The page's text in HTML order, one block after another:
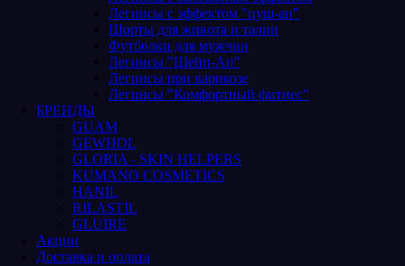
Легинсы с эффектом "пуш-ап"
Шорты для живота и талии
Футболки для мужчин
Легинсы "Шейп-Ап"
Легинсы при варикозе
Легинсы "Комфортный фитнес"
БРЕНДЫ
GUAM
GEWHOL
GLORIA - SKIN HELPERS
KUMANO COSMETICS
HANIL
RILASTIL
GLUIRE
Акции
Доставка и оплата